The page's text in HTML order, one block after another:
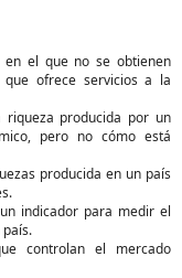
el que no se obtienen
ofrece servicios a la
riqueza producida por un
pero no cómo está
producida en un país
indicador para medir el
controlan el mercado